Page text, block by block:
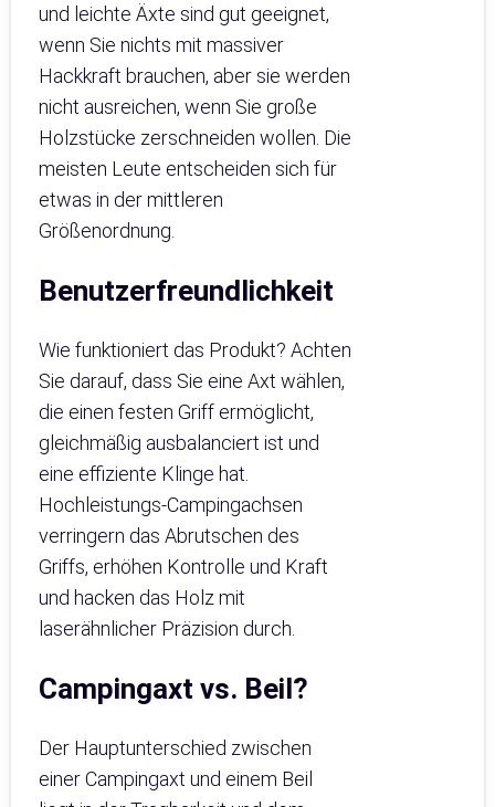
und leichte Äxte sind gut geeignet,
wenn Sie nichts mit massiver
Hackkraft brauchen, aber sie werden
nicht ausreichen, wenn Sie große
Holzstücke zerschneiden wollen. Die
meisten Leute entscheiden sich für
etwas in der mittleren
Größenordnung.
Benutzerfreundlichkeit
Wie funktioniert das Produkt? Achten
Sie darauf, dass Sie eine Axt wählen,
die einen festen Griff ermöglicht,
gleichmäßig ausbalanciert ist und
eine effiziente Klinge hat.
Hochleistungs-Campingachsen
verringern das Abrutschen des
Griffs, erhöhen Kontrolle und Kraft
und hacken das Holz mit
laserähnlicher Präzision durch.
Campingaxt vs. Beil?
Der Hauptunterschied zwischen
einer Campingaxt und einem Beil